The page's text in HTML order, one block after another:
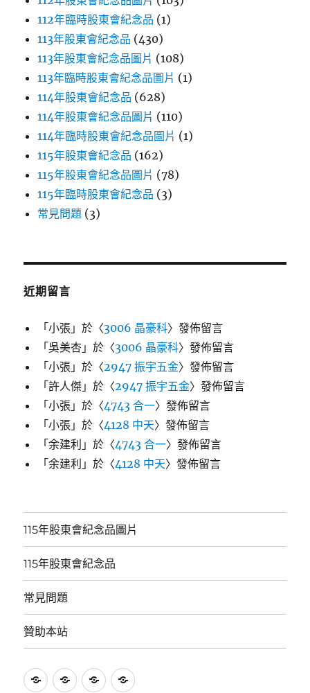
112年臨時股東會紀念品 (1)
113年股東會紀念品 (430)
113年股東會紀念品圖片 (108)
113年臨時股東會紀念品圖片 (1)
114年股東會紀念品 (628)
114年股東會紀念品圖片 (110)
114年臨時股東會紀念品圖片 (1)
115年股東會紀念品 (162)
115年股東會紀念品圖片 (78)
115年臨時股東會紀念品 (3)
常見問題 (3)
近期留言
「小張 」於〈3006 晶豪科〉發佈留言
「吳美杏 」於〈3006 晶豪科〉發佈留言
「小張 」於〈2947 振宇五金〉發佈留言
「許人傑 」於〈2947 振宇五金〉發佈留言
「小張 」於〈4743 合一〉發佈留言
「小張 」於〈4128 中天〉發佈留言
「余建利 」於〈4743 合一〉發佈留言
「余建利 」於〈4128 中天〉發佈留言
115年股東會紀念品圖片
115年股東會紀念品
常見問題
贊助本站
115
115
常
贊